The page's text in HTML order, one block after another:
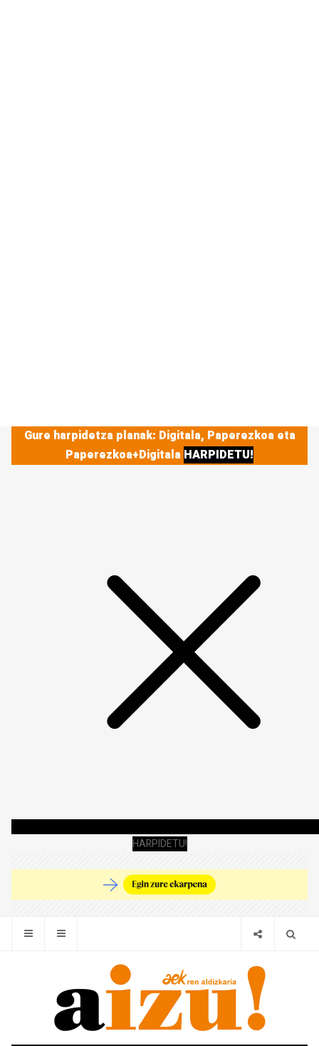
Gure harpidetza planak: Digitala, Paperezkoa eta
Paperezkoa+Digitala HARPIDETU!
HARPIDETU!